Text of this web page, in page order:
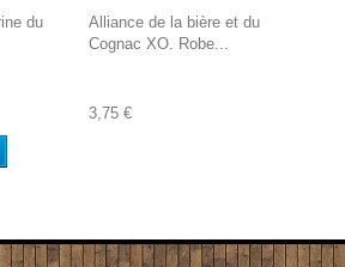
du
Alliance de la bière et du
Cognac XO. Robe...
3,75 €